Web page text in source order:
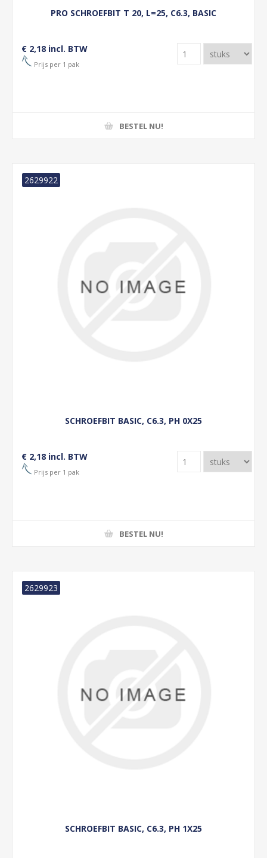
PRO SCHROEFBIT T 20, L=25, C6.3, BASIC
€ 2,18 incl. BTW
Prijs per 1 pak
BESTEL NU!
SCHROEFBIT BASIC, C6.3, PH 0X25
2629922
€ 2,18 incl. BTW
Prijs per 1 pak
BESTEL NU!
SCHROEFBIT BASIC, C6.3, PH 1X25
2629923